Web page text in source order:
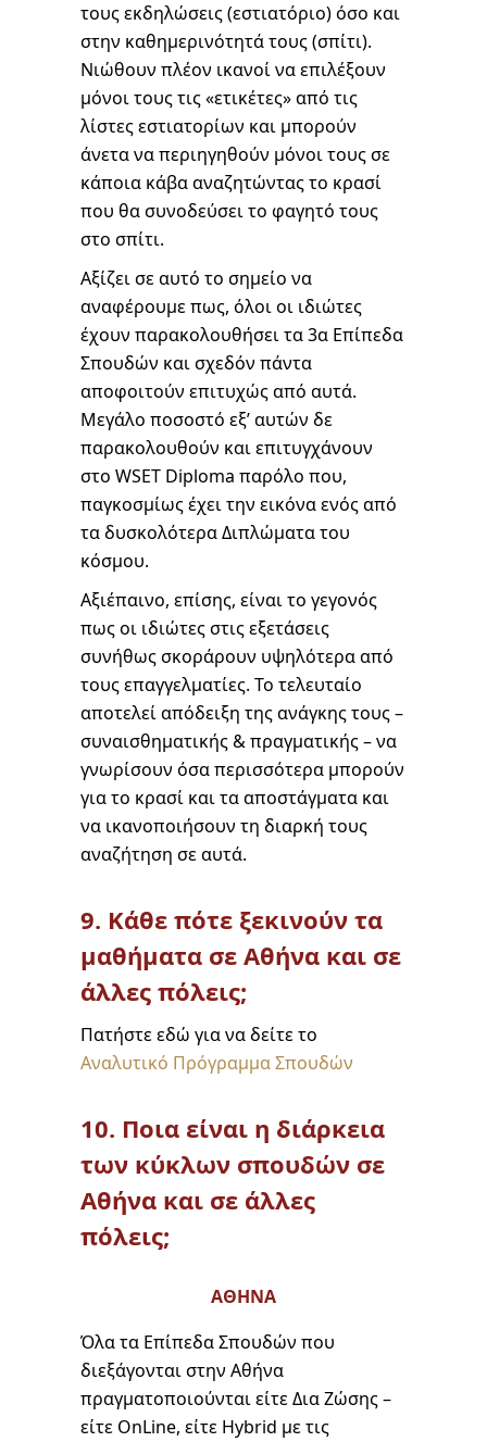
τους εκδηλώσεις (εστιατόριο) όσο και
στην καθημερινότητά τους (σπίτι).
Νιώθουν πλέον ικανοί να επιλέξουν
μόνοι τους τις «ετικέτες» από τις
λίστες εστιατορίων και μπορούν
άνετα να περιηγηθούν μόνοι τους σε
κάποια κάβα αναζητώντας το κρασί
που θα συνοδεύσει το φαγητό τους
στο σπίτι.
Αξίζει σε αυτό το σημείο να
αναφέρουμε πως, όλοι οι ιδιώτες
έχουν παρακολουθήσει τα 3α Επίπεδα
Σπουδών και σχεδόν πάντα
αποφοιτούν επιτυχώς από αυτά.
Μεγάλο ποσοστό εξ’ αυτών δε
παρακολουθούν και επιτυγχάνουν
στο WSET Diploma παρόλο που,
παγκοσμίως έχει την εικόνα ενός από
τα δυσκολότερα Διπλώματα του
κόσμου.
Αξιέπαινο, επίσης, είναι το γεγονός
πως οι ιδιώτες στις εξετάσεις
συνήθως σκοράρουν υψηλότερα από
τους επαγγελματίες. Το τελευταίο
αποτελεί απόδειξη της ανάγκης τους –
συναισθηματικής & πραγματικής – να
γνωρίσουν όσα περισσότερα μπορούν
για το κρασί και τα αποστάγματα και
να ικανοποιήσουν τη διαρκή τους
αναζήτηση σε αυτά.
9. Κάθε πότε ξεκινούν τα
μαθήματα σε Αθήνα και σε
άλλες πόλεις;
Πατήστε εδώ για να δείτε το
Αναλυτικό Πρόγραμμα Σπουδών
10. Ποια είναι η διάρκεια
των κύκλων σπουδών σε
Αθήνα και σε άλλες
πόλεις;
ΑΘΗΝΑ
Όλα τα Επίπεδα Σπουδών που
διεξάγονται στην Αθήνα
πραγματοποιούνται είτε Δια Ζώσης –
είτε OnLine, είτε Hybrid με τις